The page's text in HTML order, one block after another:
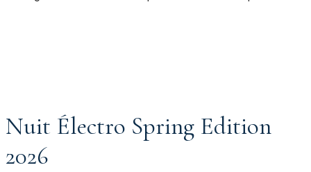
Nuit Électro Spring Edition
2026